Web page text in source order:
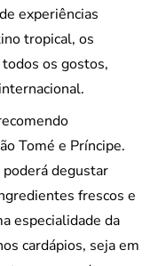
experiências
tropical, os
os gostos,
Tomé e Príncipe.
degustar
frescos e
especialidade da
cardápios, seja em